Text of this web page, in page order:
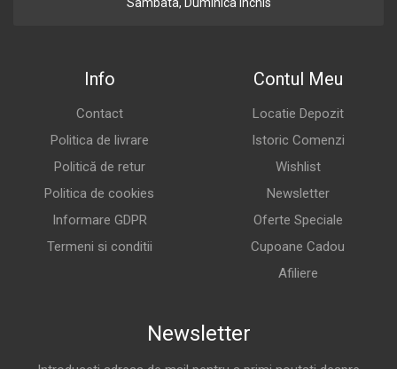
Info
Contact
Politica de livrare
Politică de retur
Politica de cookies
Informare GDPR
Termeni si conditii
Contul Meu
Locatie Depozit
Istoric Comenzi
Wishlist
Newsletter
Oferte Speciale
Cupoane Cadou
Afiliere
Newsletter